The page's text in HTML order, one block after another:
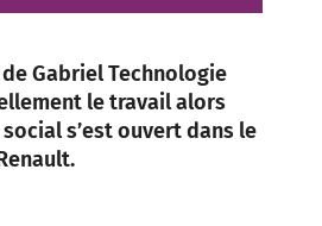
Gabriel Technologie
le travail alors
s’est ouvert dans le